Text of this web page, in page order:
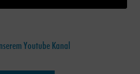
Youtube Kanal